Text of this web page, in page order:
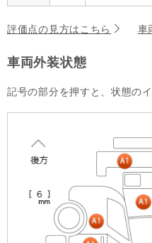
評価点の見方はこちら 車
車両外装状態
記号の部分を押すと、状態の